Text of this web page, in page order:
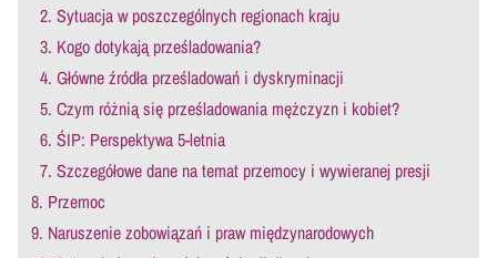
2. Sytuacja w poszczególnych regionach kraju
3. Kogo dotykają prześladowania?
4. Główne źródła prześladowań i dyskryminacji
5. Czym różnią się prześladowania mężczyzn i kobiet?
6. ŚIP: Perspektywa 5-letnia
7. Szczegółowe dane na temat przemocy i wywieranej presji
8. Przemoc
9. Naruszenie zobowiązań i praw międzynarodowych